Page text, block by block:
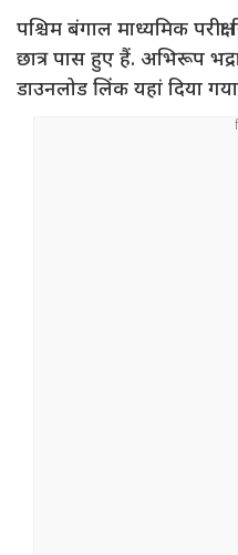
पश्चिम बंगाल माध्यमिक
छात्र पास हुए हैं. अभिरूप भद्रा
डाउनलोड लिंक यहां दिया